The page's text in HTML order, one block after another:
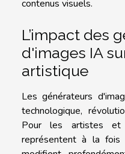
contenus visuels.
L’impact des
d'images IA
artistique
Les générateurs
technologique,
Pour les artistes et
représentent à la